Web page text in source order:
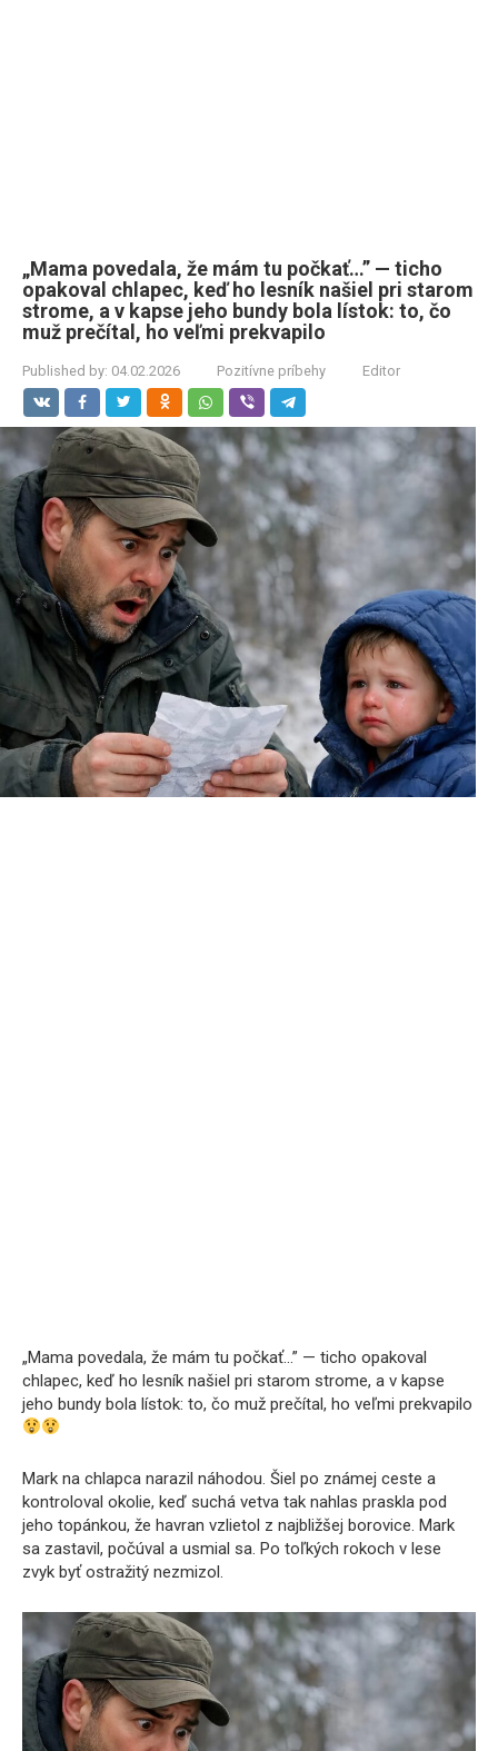
„Mama povedala, že mám tu počkať…” — ticho
opakoval chlapec, keď ho lesník našiel pri starom
strome, a v kapse jeho bundy bola lístok: to, čo
muž prečítal, ho veľmi prekvapilo
Published by: 04.02.2026 Pozitívne príbehy Editor
„Mama povedala, že mám tu počkať…” — ticho opakoval
chlapec, keď ho lesník našiel pri starom strome, a v kapse
jeho bundy bola lístok: to, čo muž prečítal, ho veľmi prekvapilo
Mark na chlapca narazil náhodou. Šiel po známej ceste a
kontroloval okolie, keď suchá vetva tak nahlas praskla pod
jeho topánkou, že havran vzlietol z najbližšej borovice. Mark
sa zastavil, počúval a usmial sa. Po toľkých rokoch v lese
zvyk byť ostražitý nezmizol.